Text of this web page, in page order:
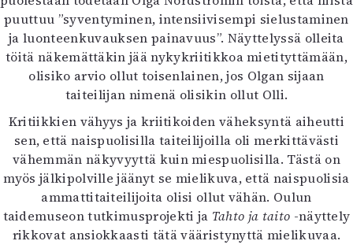
puuttuu ”syventyminen, intensiivisempi sielustaminen
ja luonteenkuvauksen painavuus”. Näyttelyssä olleita
töitä näkemättäkin jää nykykriitikkoa mietityttämään,
olisiko arvio ollut toisenlainen, jos Olgan sijaan
taiteilijan nimenä olisikin ollut Olli.
Kritiikkien vähyys ja kriitikoiden väheksyntä aiheutti
sen, että naispuolisilla taiteilijoilla oli merkittävästi
vähemmän näkyvyyttä kuin miespuolisilla. Tästä on
myös jälkipolville jäänyt se mielikuva, että naispuolisia
ammattitaiteilijoita olisi ollut vähän. Oulun
taidemuseon tutkimusprojekti ja Tahto ja taito -näyttely
rikkovat ansiokkaasti tätä vääristynyttä mielikuvaa.